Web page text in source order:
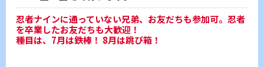
忍者ナインに通っていない兄弟、お友だちも参加可。忍者
を卒業したお友だちも大歓迎！
種目は、7月は鉄棒！ 8月は跳び箱！